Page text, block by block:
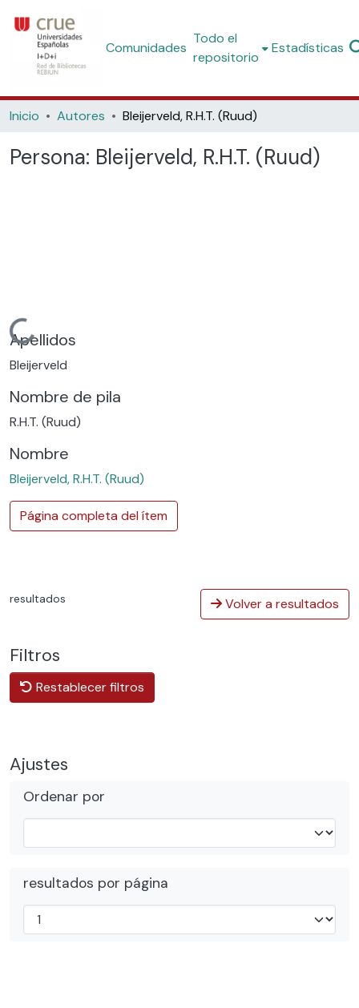
Comunidades
Todo el
repositorio
Estadísticas
Inicio Autores Bleijerveld, R.H.T. (Ruud)
Persona: Bleijerveld, R.H.T. (Ruud)
Cargando...
Apellidos
Bleijerveld
Nombre de pila
R.H.T. (Ruud)
Nombre
Bleijerveld, R.H.T. (Ruud)
Página completa del ítem
resultados Volver a resultados
Filtros
Restablecer filtros
Ajustes
Ordenar por
resultados por página